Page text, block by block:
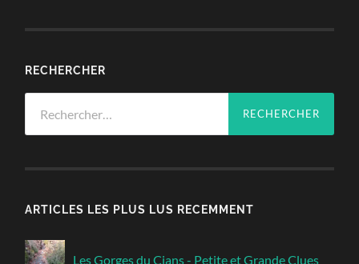
RECHERCHER
ARTICLES LES PLUS LUS RECEMMENT
Les Gorges du Cians - Petite et Grande Clues